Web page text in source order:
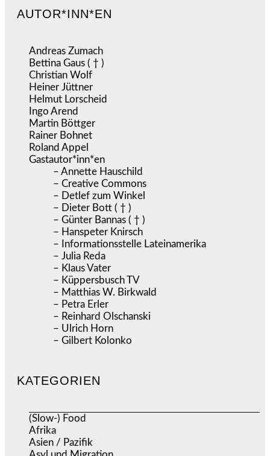
AUTOR*INN*EN
Andreas Zumach
Bettina Gaus ( † )
Christian Wolf
Heiner Jüttner
Helmut Lorscheid
Ingo Arend
Martin Böttger
Rainer Bohnet
Roland Appel
Gastautor*inn*en
– Annette Hauschild
– Creative Commons
– Detlef zum Winkel
– Dieter Bott ( † )
– Günter Bannas ( † )
– Hanspeter Knirsch
– Informationsstelle Lateinamerika
– Julia Reda
– Klaus Vater
– Küppersbusch TV
– Matthias W. Birkwald
– Petra Erler
– Reinhard Olschanski
– Ulrich Horn
– Gilbert Kolonko
KATEGORIEN
(Slow-) Food
Afrika
Asien / Pazifik